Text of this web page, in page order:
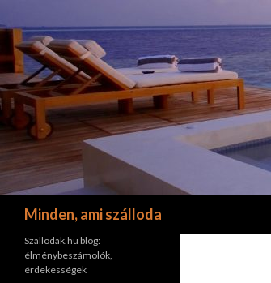
Minden, ami szálloda
Szallodak.hu blog:
élménybeszámolók,
érdekességek